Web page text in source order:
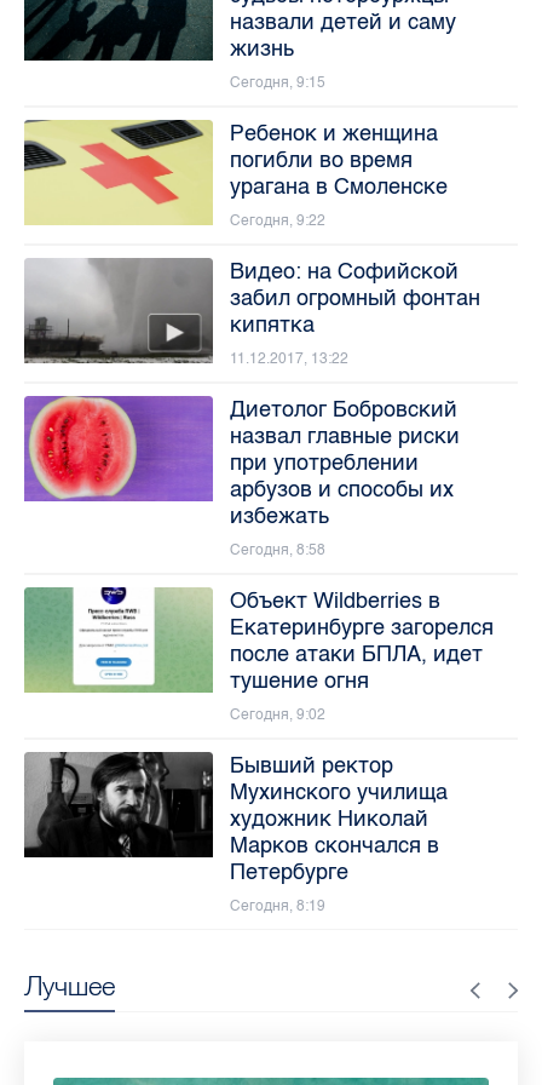
Лучшее
назвали детей и саму
жизнь
Сегодня, 9:15
Ребенок и женщина
погибли во время
урагана в Смоленске
Сегодня, 9:22
Видео: на Софийской
забил огромный фонтан
кипятка
11.12.2017, 13:22
Диетолог Бобровский
назвал главные риски
при употреблении
арбузов и способы их
избежать
Сегодня, 8:58
Объект Wildberries в
Екатеринбурге загорелся
после атаки БПЛА, идет
тушение огня
Сегодня, 9:02
Бывший ректор
Мухинского училища
художник Николай
Марков скончался в
Петербурге
Сегодня, 8:19